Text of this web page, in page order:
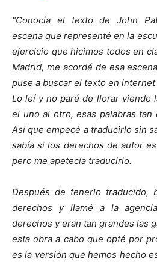
"Conocía el texto de John
escena que representé en la
ejercicio que hicimos todos en
Madrid, me acordé de esa
puse a buscar el texto en
Lo leí y no paré de llorar viendo
el uno al otro, esas palabras tan
Así que empecé a traducirlo sin
sabía si los derechos de autor
pero me apetecía traducirlo.
Después de tenerlo traducido,
derechos y llamé a la
derechos y eran tan grandes las
esta obra a cabo que opté por
es la versión que hemos hecho